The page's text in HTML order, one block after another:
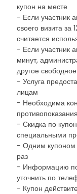
купон на месте
- Если участник
своего визита за
считается
- Если участник
минут,
другое
- Услуга
лицам
- Необходима
противопоказания
- Скидка по
специальными
- Одним купоном
раз
- Информацию по
уточнить по
- Купон